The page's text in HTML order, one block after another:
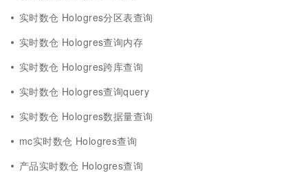
实时数仓 Hologres分区表查询
实时数仓 Hologres查询内存
实时数仓 Hologres跨库查询
实时数仓 Hologres查询query
实时数仓 Hologres数据量查询
mc实时数仓 Hologres查询
产品实时数仓 Hologres查询